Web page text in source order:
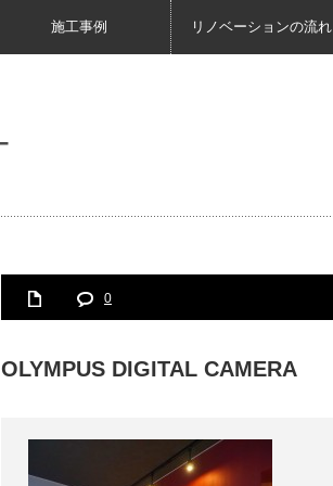
施工事例 リノベーションの流れ
0
OLYMPUS DIGITAL CAMERA